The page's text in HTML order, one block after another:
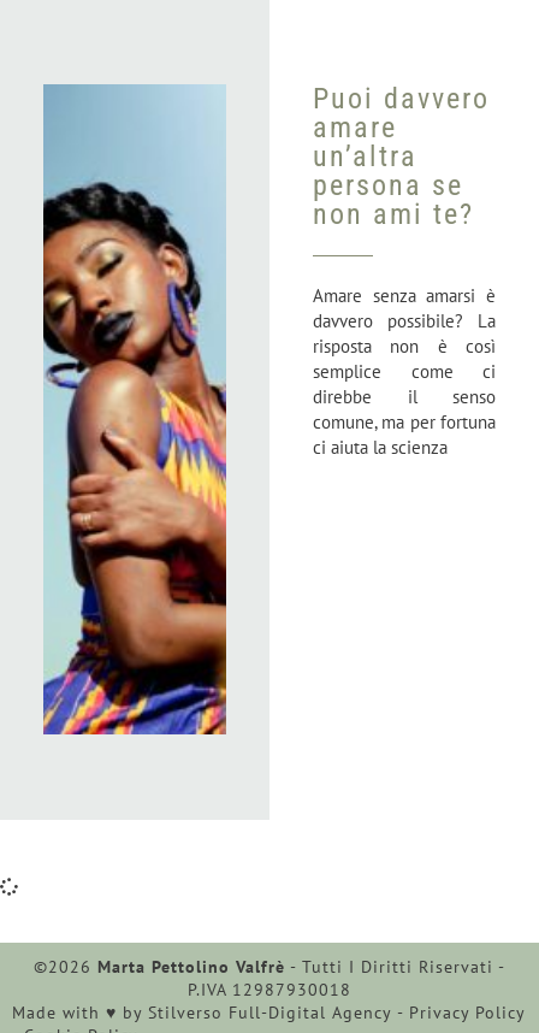
Puoi davvero
amare
un’altra
persona se
non ami te?
Amare senza amarsi è
davvero possibile? La
risposta non è così
semplice come ci
direbbe il senso
comune, ma per fortuna
ci aiuta la scienza
©2026 Marta Pettolino Valfrè - Tutti I Diritti Riservati -
P.IVA 12987930018
Made with ♥︎ by Stilverso Full-Digital Agency - Privacy Policy